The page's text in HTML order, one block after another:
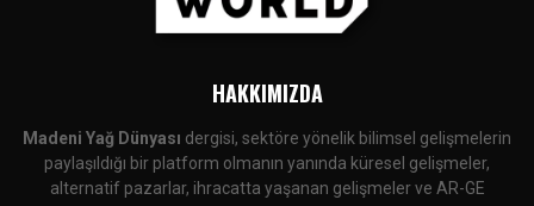
HAKKIMIZDA
Madeni Yağ Dünyası dergisi, sektöre yönelik bilimsel gelişmelerin
paylaşıldığı bir platform olmanın yanında küresel gelişmeler,
alternatif pazarlar, ihracatta yaşanan gelişmeler ve AR-GE